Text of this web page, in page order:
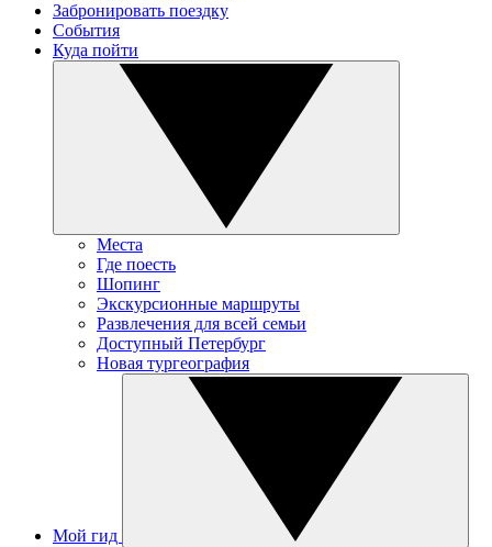
Забронировать поездку
События
Куда пойти
Места
Где поесть
Шопинг
Экскурсионные маршруты
Развлечения для всей семьи
Доступный Петербург
Новая тургеография
Мой гид